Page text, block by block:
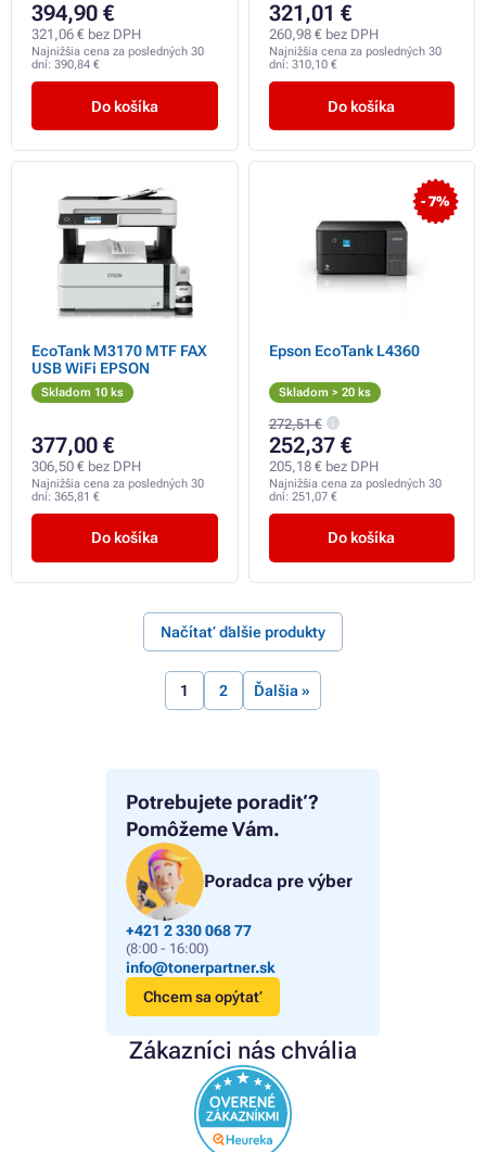
Potrebujete poradiť?
Pomôžeme Vám.
Poradca pre výber
+421 2 330 068 77
(8:00 - 16:00)
info@tonerpartner.sk
Chcem sa opýtať
Zákazníci nás chvália
394,90 €
321,06 € bez DPH
Najnižšia cena za posledných 30
dní: 390,84 €
Do košíka
321,01 €
260,98 € bez DPH
Najnižšia cena za posledných 30
dní: 310,10 €
Do košíka
EcoTank M3170 MTF FAX
USB WiFi EPSON
Skladom 10 ks
377,00 €
306,50 € bez DPH
Najnižšia cena za posledných 30
dní: 365,81 €
Do košíka
- 7%
Epson EcoTank L4360
Skladom > 20 ks
272,51 €
252,37 €
205,18 € bez DPH
Najnižšia cena za posledných 30
dní: 251,07 €
Do košíka
Načítať ďalšie produkty
1 2 Ďalšia »